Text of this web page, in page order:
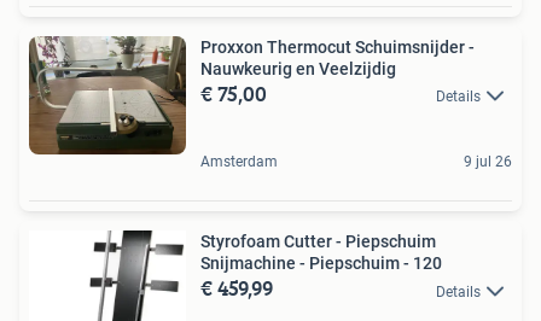
Proxxon Thermocut Schuimsnijder -
Nauwkeurig en Veelzijdig
€ 75,00 Details
Amsterdam 9 jul 26
Styrofoam Cutter - Piepschuim
Snijmachine - Piepschuim - 120
€ 459,99 Details